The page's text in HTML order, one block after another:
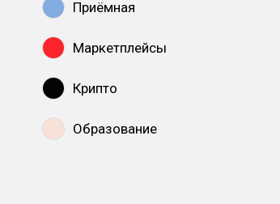
Приёмная
Маркетплейсы
Крипто
Образование